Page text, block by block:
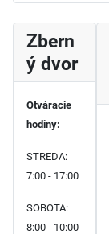
Zbern
ý dvor
Otváracie
hodiny:
STREDA:
7:00 - 17:00
SOBOTA:
8:00 - 10:00